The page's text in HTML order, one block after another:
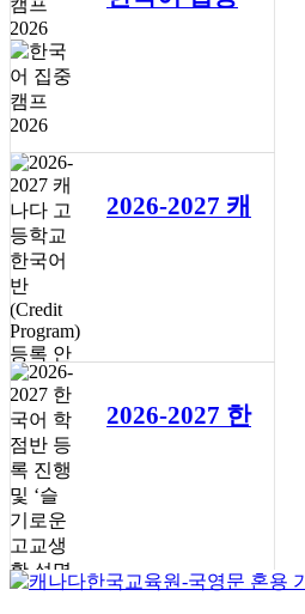
2026-2027 캐
록 안내
공지사항
2026-2027 한
회’ 3회 개최